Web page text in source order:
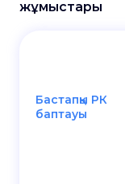
жұмыстары
Бастапқы РК
баптауы